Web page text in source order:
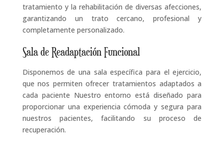
tratamiento y la rehabilitación de diversas afecciones,
garantizando un trato cercano, profesional y
completamente personalizado.
Sala de Readaptación Funcional
Disponemos de una sala específica para el ejercicio,
que nos permiten ofrecer tratamientos adaptados a
cada paciente Nuestro entorno está diseñado para
proporcionar una experiencia cómoda y segura para
nuestros pacientes, facilitando su proceso de
recuperación.